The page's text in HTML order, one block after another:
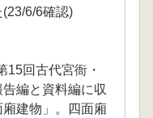
6/6確認)
回古代宮衙・
編と資料編に収
建物」。四面廂